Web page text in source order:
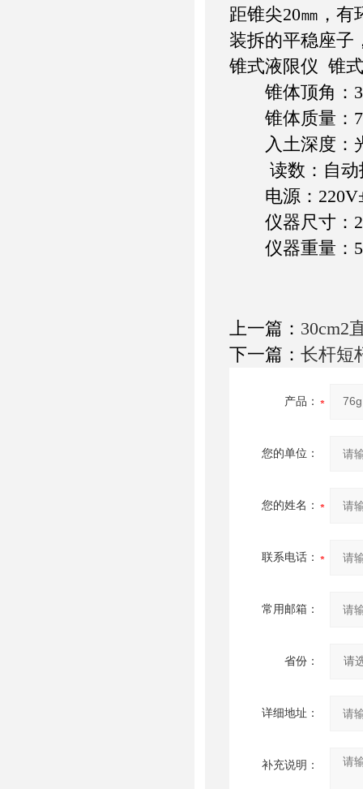
距锥尖20㎜，有
装拆的平稳座子
锥式液限仪 锥
锥体顶角：
锥体质量：
入土深度：
读数：自
电源：
仪器尺寸：
仪器重量：
上一篇： 30cm2
下一篇： 长杆短
产品：
您的单位：
您的姓名：
联系电话：
常用邮箱：
省份：
详细地址：
补充说明：